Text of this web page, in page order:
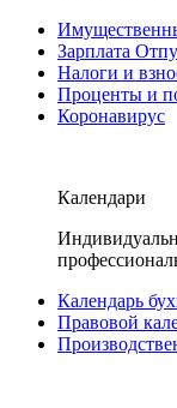
Зарплата
Налоги и
Проценты и
Коронавирус
Календари
Календарь
Правовой